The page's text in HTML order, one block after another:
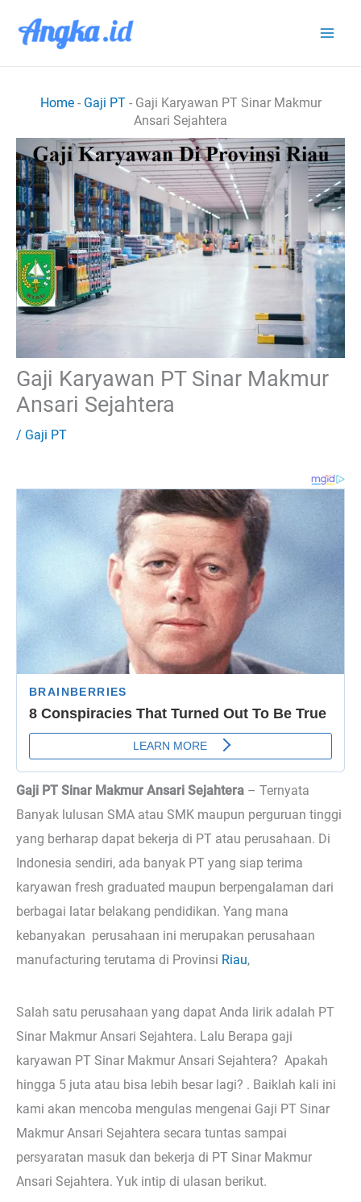
Home- Gaji PT- Gaji Karyawan PT Sinar Makmur
Ansari Sejahtera
Gaji Karyawan PT Sinar Makmur
Ansari Sejahtera
/ Gaji PT
Gaji PT Sinar Makmur Ansari Sejahtera – Ternyata
Banyak lulusan SMA atau SMK maupun perguruan tinggi
yang berharap dapat bekerja di PT atau perusahaan. Di
Indonesia sendiri, ada banyak PT yang siap terima
karyawan fresh graduated maupun berpengalaman dari
berbagai latar belakang pendidikan. Yang mana
kebanyakan perusahaan ini merupakan perusahaan
manufacturing terutama di Provinsi Riau,
Salah satu perusahaan yang dapat Anda lirik adalah PT
Sinar Makmur Ansari Sejahtera. Lalu Berapa gaji
karyawan PT Sinar Makmur Ansari Sejahtera? Apakah
hingga 5 juta atau bisa lebih besar lagi? . Baiklah kali ini
kami akan mencoba mengulas mengenai Gaji PT Sinar
Makmur Ansari Sejahtera secara tuntas sampai
persyaratan masuk dan bekerja di PT Sinar Makmur
Ansari Sejahtera. Yuk intip di ulasan berikut.